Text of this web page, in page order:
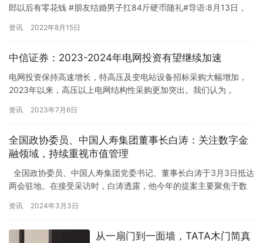
郎以后有零花钱 #朋友结婚男子扛84斤硬币随礼#导语:8月13日，
资讯 2022年8月15日
中信证券：2023-2024年电网投资有望继续加速
电网投资保持高速增长，特高压及变电站设备招标采购大幅增加，
2023年以来，高压以上电网结构性采购更加突出。我们认为，
资讯 2023年7月6日
全国政协委员、中国人寿集团董事长白涛：关注数字金
融领域，持续重视市值管理
全国政协委员、中国人寿集团党委书记、董事长白涛于3月3日抵达
两会驻地。在接受采访时，白涛透露，他今年的提案主要聚焦于数
资讯 2024年3月3日
从一扇门到一面墙，TATA木门简真